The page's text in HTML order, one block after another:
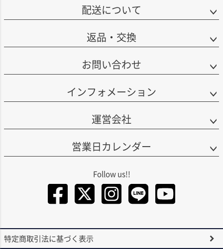
配送について
返品・交換
お問い合わせ
インフォメーション
運営会社
営業日カレンダー
特定商取引法に基づく表示
Facebook
Twitter
LINE